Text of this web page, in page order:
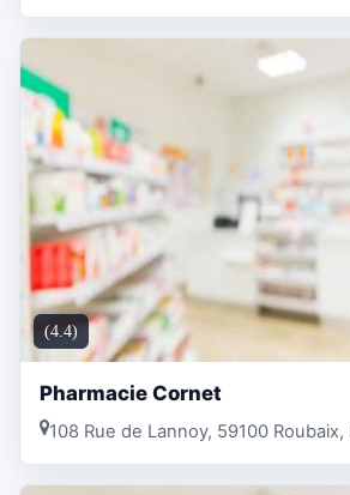
(4.4)
Pharmacie Cornet
108 Rue de Lannoy, 59100 Roubaix,